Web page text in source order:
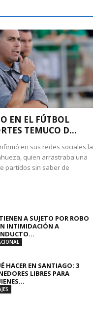
EN EL FÚTBOL
TEMUCO D...
en sus redes sociales la
quien arrastraba una
partidos sin saber de
A SUJETO POR ROBO
INTIMIDACIÓN A
HACER EN SANTIAGO: 3
LIBRES PARA